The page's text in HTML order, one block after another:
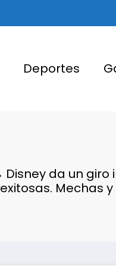
Deportes
Disney da un
exitosas. Mechas